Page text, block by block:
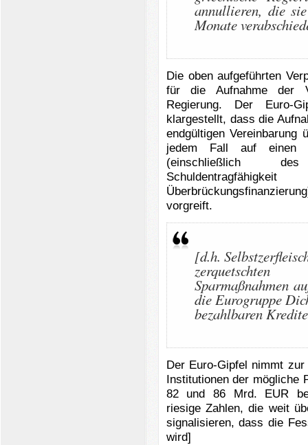
annullieren, die
Monate
Die oben aufgeführten
für die Aufnahme der
Regierung. Der Euro-
klargestellt, dass die
endgültigen Vereinbarung
jedem Fall auf einen
(einschließlich
vorgreift.
[d.h.
Sparmaßnahmen
die Eurogruppe
bezahlbaren
Der Euro-Gipfel nimmt
Institutionen der mögliche
82 und 86 Mrd. EUR
riesige Zahlen, die weit
signalisieren, dass die
wird]